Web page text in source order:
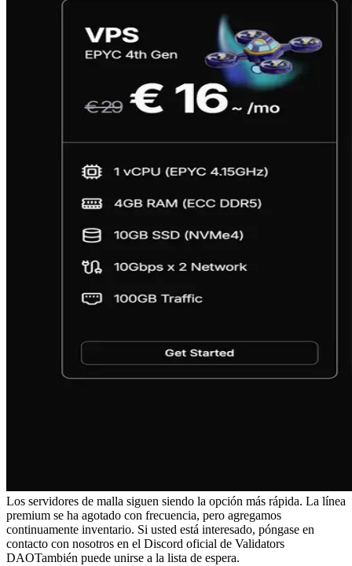
Los servidores de malla siguen siendo la opción más rápida. La línea
premium se ha agotado con frecuencia, pero agregamos
continuamente inventario. Si usted está interesado, póngase en
contacto con nosotros en el Discord oficial de Validators
DAOTambién puede unirse a la lista de espera.